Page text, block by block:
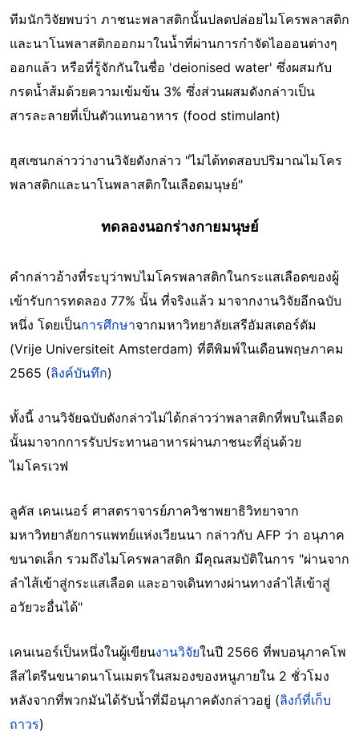
ทีมนักวิจัยพบว่า ภาชนะพลาสติกนั้นปลดปล่อยไมโครพลาสติก
และนาโนพลาสติกออกมาในน้ำที่ผ่านการกำจัดไอออนต่างๆ
ออกแล้ว หรือที่รู้จักกันในชื่อ 'deionised water' ซึ่งผสมกับ
กรดน้ำส้มด้วยความเข้มข้น 3% ซึ่งส่วนผสมดังกล่าวเป็น
สารละลายที่เป็นตัวแทนอาหาร (food stimulant)
ฮุสเซนกล่าวว่างานวิจัยดังกล่าว "ไม่ได้ทดสอบปริมาณไมโคร
พลาสติกและนาโนพลาสติกในเลือดมนุษย์"
ทดลองนอกร่างกายมนุษย์
คำกล่าวอ้างที่ระบุว่าพบไมโครพลาสติกในกระแสเลือดของผู้
เข้ารับการทดลอง 77% นั้น ที่จริงแล้ว มาจากงานวิจัยอีกฉบับ
หนึ่ง โดยเป็นการศึกษาจากมหาวิทยาลัยเสรีอัมสเตอร์ดัม
(Vrije Universiteit Amsterdam) ที่ตีพิมพ์ในเดือนพฤษภาคม
2565 (ลิงค์บันทึก)
ทั้งนี้ งานวิจัยฉบับดังกล่าวไม่ได้กล่าวว่าพลาสติกที่พบในเลือด
นั้นมาจากการรับประทานอาหารผ่านภาชนะที่อุ่นด้วย
ไมโครเวฟ
ลูคัส เคนเนอร์ ศาสตราจารย์ภาควิชาพยาธิวิทยาจาก
มหาวิทยาลัยการแพทย์แห่งเวียนนา กล่าวกับ AFP ว่า อนุภาค
ขนาดเล็ก รวมถึงไมโครพลาสติก มีคุณสมบัติในการ "ผ่านจาก
ลำไส้เข้าสู่กระแสเลือด และอาจเดินทางผ่านทางลำไส้เข้าสู่
อวัยวะอื่นได้"
เคนเนอร์เป็นหนึ่งในผู้เขียนงานวิจัยในปี 2566 ที่พบอนุภาคโพ
ลีสไตรีนขนาดนาโนเมตรในสมองของหนูภายใน 2 ชั่วโมง
หลังจากที่พวกมันได้รับน้ำที่มีอนุภาคดังกล่าวอยู่ (ลิงก์ที่เก็บ
ถาวร)